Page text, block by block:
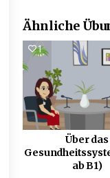
Ähnliche
1
Über das
ab B1)